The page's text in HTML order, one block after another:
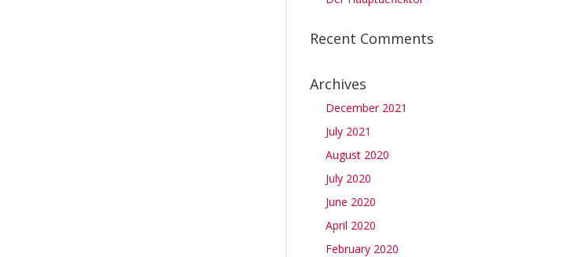
Recent Comments
Archives
December 2021
July 2021
August 2020
July 2020
June 2020
April 2020
February 2020